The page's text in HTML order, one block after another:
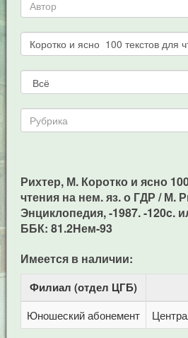
Рихтер, М. Коротко и ясно
чтения на нем. яз. о ГДР / М.
Энциклопедия, -1987. -120c.
ББК: 81.2Нем-93
Имеется в наличии:
Филиал (отдел ЦГБ)
Юношеский абонемент